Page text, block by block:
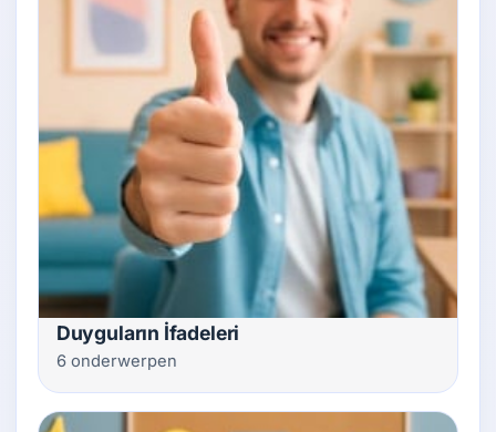
Duyguların İfadeleri
6 onderwerpen